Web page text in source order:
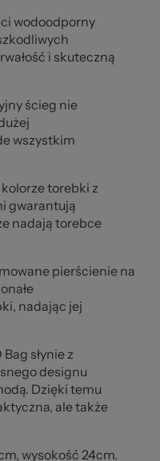
wodoodporny
i skuteczną
ścieg nie
wszystkim
torebki z
gwarantują
nadają torebce
pierścienie na
nadając jej
słynie z
designu
Dzięki temu
ale także
wysokość 24cm.